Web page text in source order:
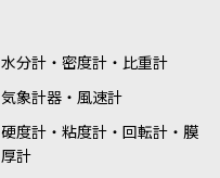
水分計・密度計・比重計
気象計器・風速計
硬度計・粘度計・回転計・膜
厚計